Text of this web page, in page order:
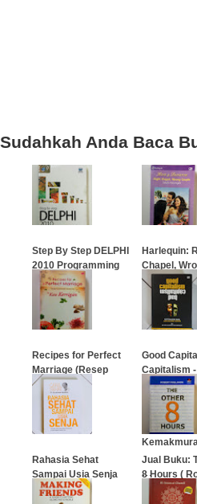
Sudahkah Anda Baca
Step By Step DELPHI
2010 Programming
…
Harlequin:
Chapel,
Couple
Pasangan)
…
Recipes for Perfect
Marriage (Resep
Perkawinan
Sempurna)
…
Good
Capitalism -
dan Ekonomi
…
Rahasia Sehat
Sampai Usia Senja
Jual Buku:
8 Hours (
Pagliarini )